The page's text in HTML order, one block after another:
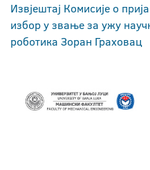
Извјештај Комисије о
избор у звање за ужу
роботика Зоран Граховац